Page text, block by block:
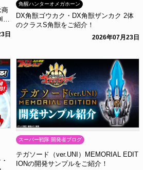
商
日
角醒ハンターオメガホーン
DX角獣ゴウカク・DX角獣ザンカク 2体
のクラスS角獣をご紹介！
2026年07月23日
スーパー戦隊 開発者ブログ
テガソード（ver.UNI）MEMORIAL EDIT
IONの開発サンプルをご紹介！